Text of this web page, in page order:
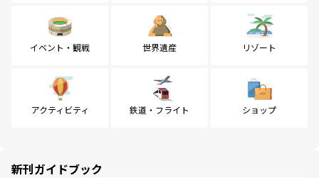
イベント・観戦 世界遺産 リゾート
アクティビティ 鉄道・フライト ショップ
新刊ガイドブック